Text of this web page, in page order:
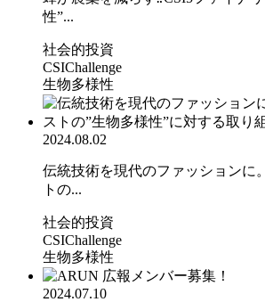
性”...
社会的投資
CSIChallenge
生物多様性
2024.08.02
伝統技術を現代のファッションに
トの...
社会的投資
CSIChallenge
生物多様性
2024.07.10